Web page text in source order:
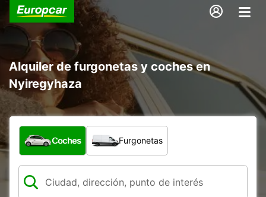
Alquiler de furgonetas y coches en
Nyiregyhaza
¿Qué tipo de vehículo?
Coches Furgonetas